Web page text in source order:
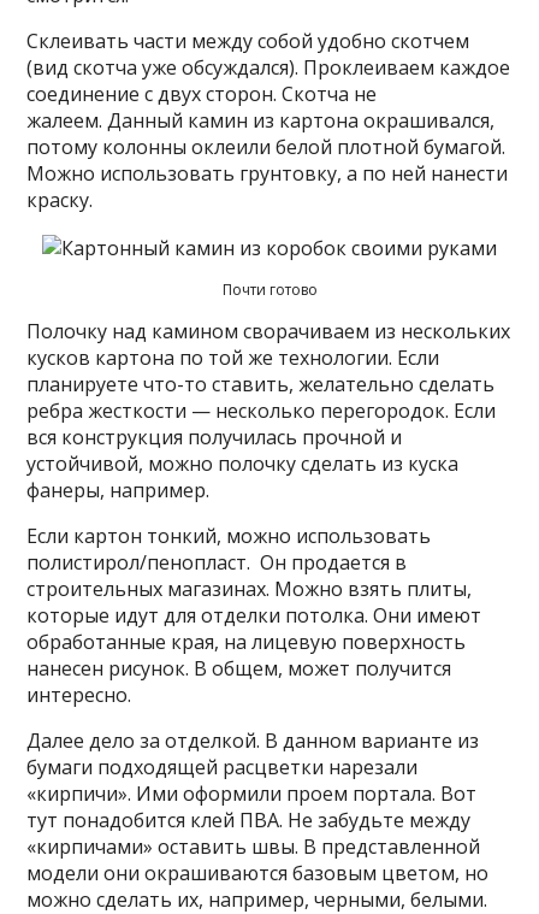
Склеивать части между собой удобно скотчем
(вид скотча уже обсуждался). Проклеиваем каждое
соединение с двух сторон. Скотча не
жалеем. Данный камин из картона окрашивался,
потому колонны оклеили белой плотной бумагой.
Можно использовать грунтовку, а по ней нанести
краску.
Почти готово
Полочку над камином сворачиваем из нескольких
кусков картона по той же технологии. Если
планируете что-то ставить, желательно сделать
ребра жесткости — несколько перегородок. Если
вся конструкция получилась прочной и
устойчивой, можно полочку сделать из куска
фанеры, например.
Если картон тонкий, можно использовать
полистирол/пенопласт. Он продается в
строительных магазинах. Можно взять плиты,
которые идут для отделки потолка. Они имеют
обработанные края, на лицевую поверхность
нанесен рисунок. В общем, может получится
интересно.
Далее дело за отделкой. В данном варианте из
бумаги подходящей расцветки нарезали
«кирпичи». Ими оформили проем портала. Вот
тут понадобится клей ПВА. Не забудьте между
«кирпичами» оставить швы. В представленной
модели они окрашиваются базовым цветом, но
можно сделать их, например, черными, белыми.